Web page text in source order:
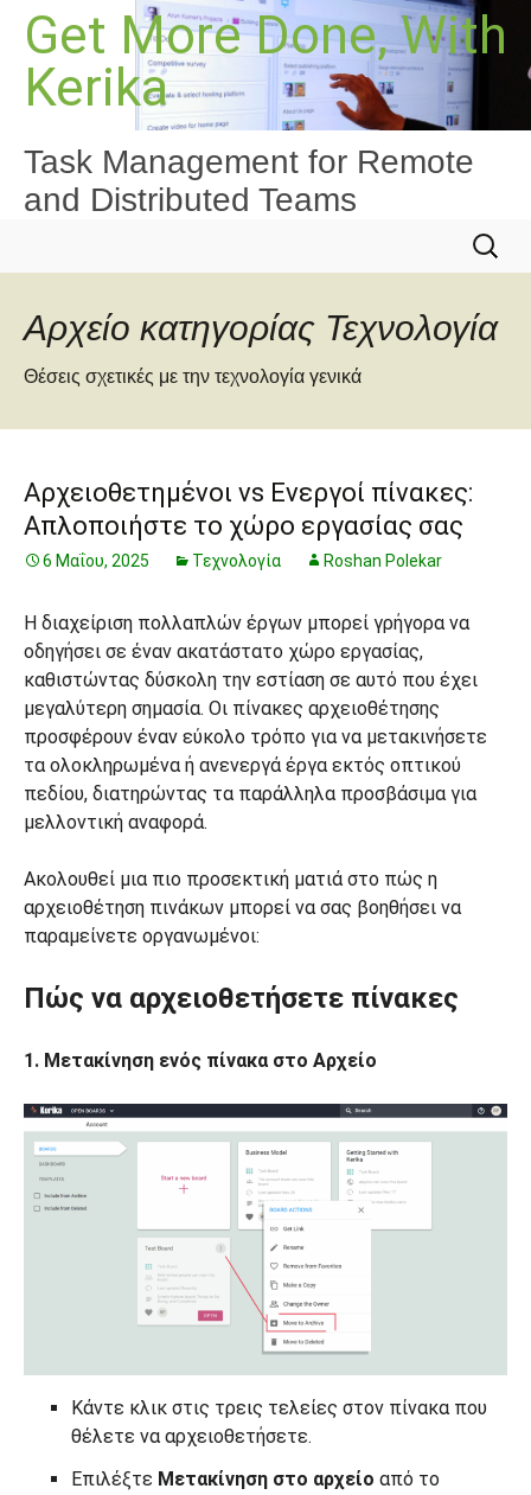
Μετάβαση
περιεχόμενο
Get More Done, With
Kerika
Task Management for Remote
and Distributed Teams
για:
Αρχείο κατηγορίας Τεχνολογία
Θέσεις σχετικές με την τεχνολογία γενικά
Αρχειοθετημένοι vs Ενεργοί πίνακες:
Απλοποιήστε το χώρο εργασίας σας
6 Μαΐου, 2025 Τεχνολογία Roshan Polekar
Η διαχείριση πολλαπλών έργων μπορεί γρήγορα να
οδηγήσει σε έναν ακατάστατο χώρο εργασίας,
καθιστώντας δύσκολη την εστίαση σε αυτό που έχει
μεγαλύτερη σημασία. Οι πίνακες αρχειοθέτησης
προσφέρουν έναν εύκολο τρόπο για να μετακινήσετε
τα ολοκληρωμένα ή ανενεργά έργα εκτός οπτικού
πεδίου, διατηρώντας τα παράλληλα προσβάσιμα για
μελλοντική αναφορά.
Ακολουθεί μια πιο προσεκτική ματιά στο πώς η
αρχειοθέτηση πινάκων μπορεί να σας βοηθήσει να
παραμείνετε οργανωμένοι:
Πώς να αρχειοθετήσετε πίνακες
1. Μετακίνηση ενός πίνακα στο Αρχείο
Κάντε κλικ στις τρεις τελείες στον πίνακα που
θέλετε να αρχειοθετήσετε.
Επιλέξτε Μετακίνηση στο αρχείο από το